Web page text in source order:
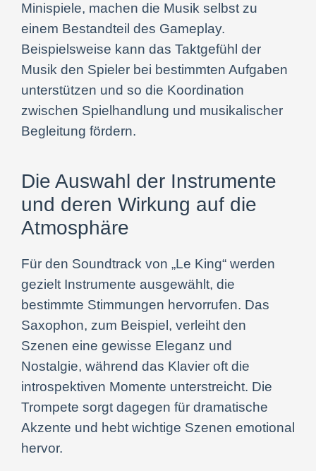
Minispiele, machen die Musik selbst zu
einem Bestandteil des Gameplay.
Beispielsweise kann das Taktgefühl der
Musik den Spieler bei bestimmten Aufgaben
unterstützen und so die Koordination
zwischen Spielhandlung und musikalischer
Begleitung fördern.
Die Auswahl der Instrumente
und deren Wirkung auf die
Atmosphäre
Für den Soundtrack von „Le King“ werden
gezielt Instrumente ausgewählt, die
bestimmte Stimmungen hervorrufen. Das
Saxophon, zum Beispiel, verleiht den
Szenen eine gewisse Eleganz und
Nostalgie, während das Klavier oft die
introspektiven Momente unterstreicht. Die
Trompete sorgt dagegen für dramatische
Akzente und hebt wichtige Szenen emotional
hervor.